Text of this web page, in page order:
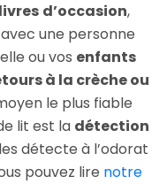
livres d’occasion,
une personne
ou vos enfants
à la crèche ou
le plus fiable
lit est la détection
détecte à l’odorat
pouvez lire notre